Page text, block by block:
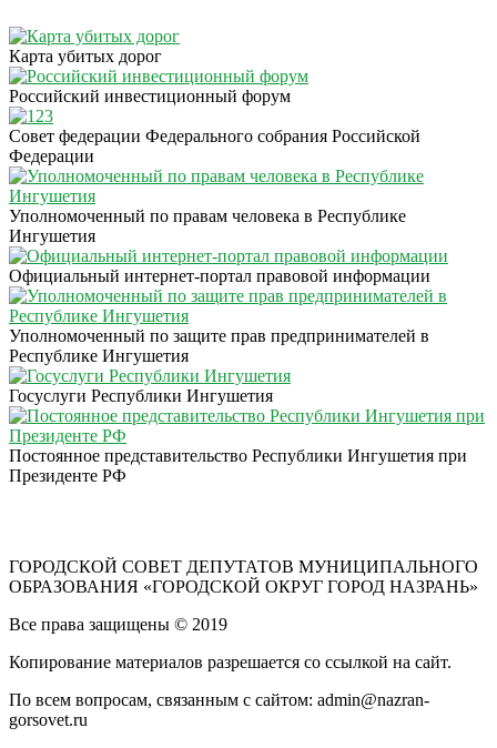
Карта убитых дорог
Российский инвестиционный форум
Совет федерации Федерального собрания Российской
Федерации
Уполномоченный по правам человека в Республике
Ингушетия
Официальный интернет-портал правовой информации
Уполномоченный по защите прав предпринимателей в
Республике Ингушетия
Госуслуги Республики Ингушетия
Постоянное представительство Республики Ингушетия при
Президенте РФ
ГОРОДСКОЙ СОВЕТ ДЕПУТАТОВ МУНИЦИПАЛЬНОГО
ОБРАЗОВАНИЯ «ГОРОДСКОЙ ОКРУГ ГОРОД НАЗРАНЬ»
Все права защищены © 2019
Копирование материалов разрешается со ссылкой на сайт.
По всем вопросам, связанным с сайтом: admin@nazran-
gorsovet.ru